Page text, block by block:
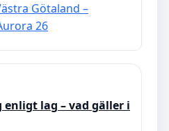
Götaland –
26
lag – vad gäller i